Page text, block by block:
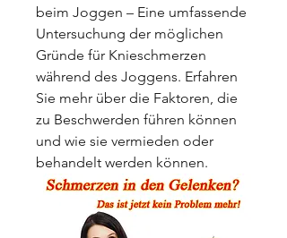
beim Joggen – Eine umfassende
Untersuchung der möglichen
Gründe für Knieschmerzen
während des Joggens. Erfahren
Sie mehr über die Faktoren, die
zu Beschwerden führen können
und wie sie vermieden oder
behandelt werden können.